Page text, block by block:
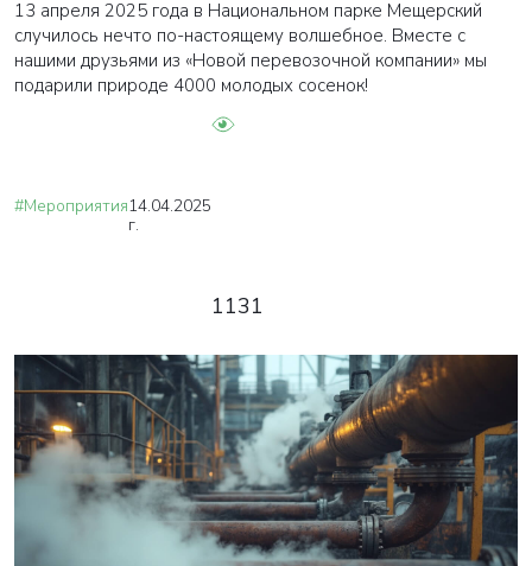
13 апреля 2025 года в Национальном парке Мещерский
случилось нечто по-настоящему волшебное. Вместе с
нашими друзьями из «Новой перевозочной компании» мы
подарили природе 4000 молодых сосенок!
#Мероприятия14.04.2025
г.
1131